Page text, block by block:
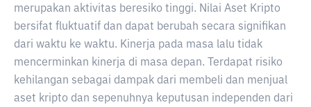
merupakan aktivitas beresiko tinggi. Nilai Aset Kripto
bersifat fluktuatif dan dapat berubah secara signifikan
dari waktu ke waktu. Kinerja pada masa lalu tidak
mencerminkan kinerja di masa depan. Terdapat risiko
kehilangan sebagai dampak dari membeli dan menjual
aset kripto dan sepenuhnya keputusan independen dari